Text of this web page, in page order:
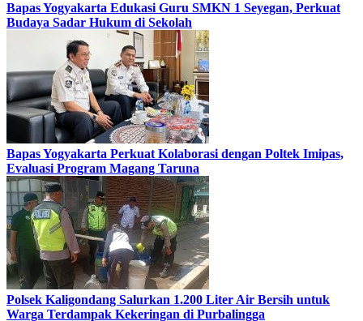
Bapas Yogyakarta Edukasi Guru SMKN 1 Seyegan, Perkuat
Budaya Sadar Hukum di Sekolah
Bapas Yogyakarta Perkuat Kolaborasi dengan Poltek Imipas,
Evaluasi Program Magang Taruna
Polsek Kaligondang Salurkan 1.200 Liter Air Bersih untuk
Warga Terdampak Kekeringan di Purbalingga